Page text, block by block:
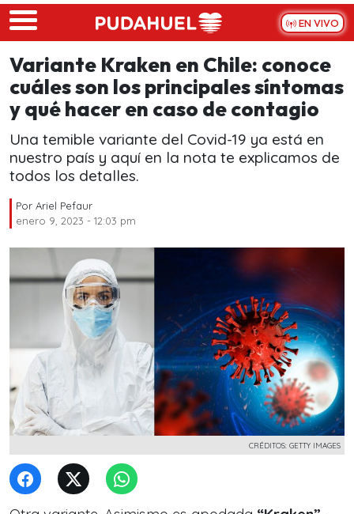
Skip to main content
EN VIVO
Variante Kraken en Chile: conoce
cuáles son los principales síntomas
y qué hacer en caso de contagio
Una temible variante del Covid-19 ya está en
nuestro país y aquí en la nota te explicamos de
todos los detalles.
Por Ariel Pefaur
enero 9, 2023 - 12:03 pm
CRÉDITOS: GETTY IMAGES